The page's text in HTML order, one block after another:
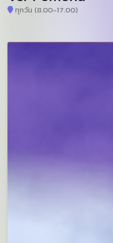
ทุกวัน (8.00-17.00)